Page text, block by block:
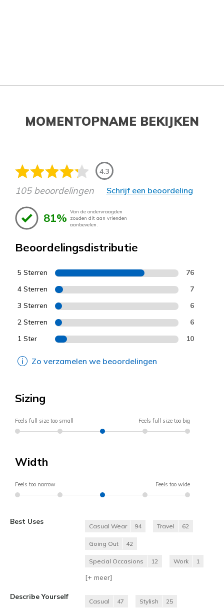
MOMENTOPNAME BEKIJKEN
4.3
105 beoordelingen Schrijf een beoordeling
81% Van de ondervraagden
zouden dit aan vrienden
aanbevelen.
Beoordelingsdistributie
5 Sterren 76
4 Sterren 7
3 Sterren 6
2 Sterren 6
1 Ster 10
Zo verzamelen we beoordelingen
Sizing
Feels full size too small Feels full size too big
Width
Feels too narrow Feels too wide
Best Uses
Casual Wear 94 Travel 62
Going Out 42
Special Occasions 12 Work 1
[+ meer]
Describe Yourself
Casual 47 Stylish 25